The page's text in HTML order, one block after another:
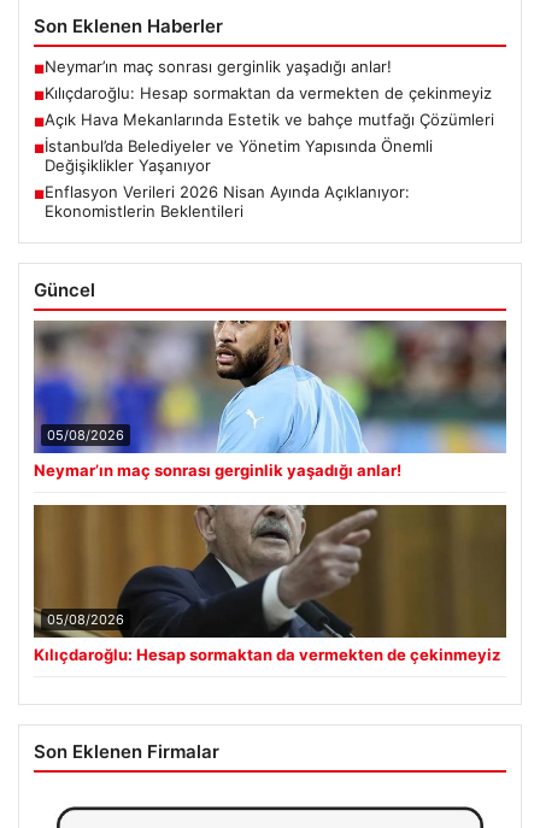
Son Eklenen Haberler
■Neymar’ın maç sonrası gerginlik yaşadığı anlar!
■Kılıçdaroğlu: Hesap sormaktan da vermekten de çekinmeyiz
■Açık Hava Mekanlarında Estetik ve bahçe mutfağı Çözümleri
■İstanbul’da Belediyeler ve Yönetim Yapısında Önemli
Değişiklikler Yaşanıyor
■Enflasyon Verileri 2026 Nisan Ayında Açıklanıyor:
Ekonomistlerin Beklentileri
Güncel
05/08/2026
Neymar’ın maç sonrası gerginlik yaşadığı anlar!
05/08/2026
Kılıçdaroğlu: Hesap sormaktan da vermekten de çekinmeyiz
Son Eklenen Firmalar